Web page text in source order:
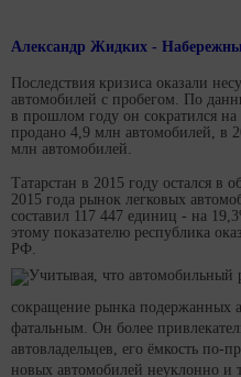
Александр Жидких -
Последствия кризиса оказали
автомобилей с пробегом. По
в прошлом году он сократился
продано 4,9 млн автомобилей, в
млн автомобилей.
Татарстан в 2015 году остался в
2015 года рынок легковых
составил 117 447 единиц - на
этому показателю республика
РФ.
Учитывая, что автомобильный
сокращение рынка подержанных
фатальным. Он более
автовладельцев, его ёмкость по-
новых автомобилей неуклонно и